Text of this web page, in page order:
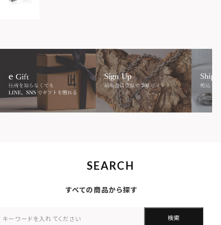
SEARCH
すべての商品から探す
検索